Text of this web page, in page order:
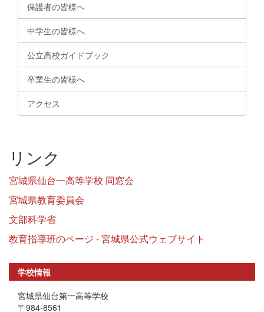
保護者の皆様へ
中学生の皆様へ
公立高校ガイドブック
卒業生の皆様へ
アクセス
リンク
宮城県仙台一高等学校 同窓会
宮城県教育委員会
文部科学省
教育指導班のページ - 宮城県公式ウェブサイト
学校情報
宮城県仙台第一高等学校
〒984-8561